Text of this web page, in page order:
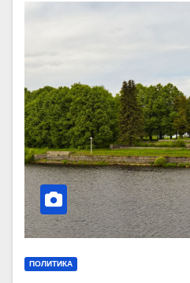
ПОЛИТИКА